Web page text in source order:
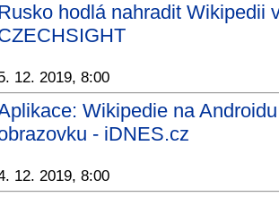
hodlá nahradit Wikipedii
12. 2019, 8:00
Wikipedie na
- iDNES.cz
12. 2019, 8:00